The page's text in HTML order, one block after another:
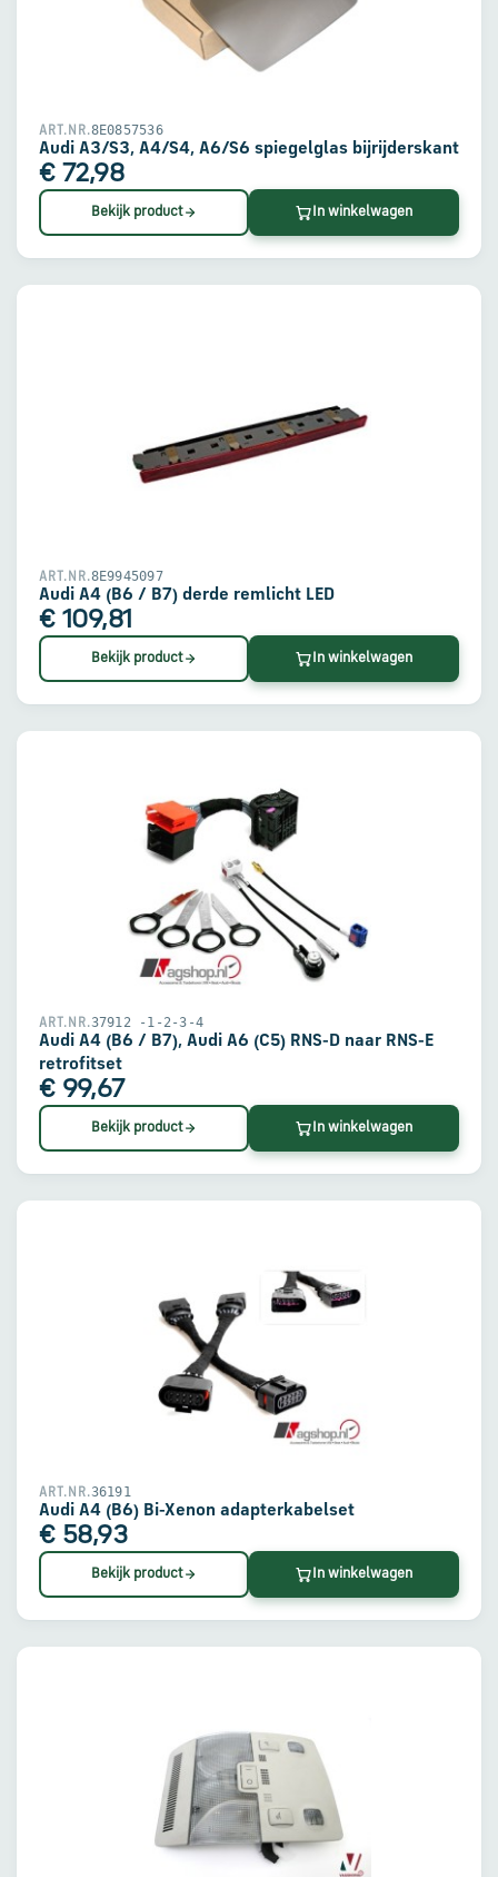
ART.NR.8E0857536
Audi A3/S3, A4/S4, A6/S6 spiegelglas bijrijderskant
€ 72,98
Bekijk product In winkelwagen
ART.NR.8E9945097
Audi A4 (B6 / B7) derde remlicht LED
€ 109,81
Bekijk product In winkelwagen
ART.NR.37912 -1-2-3-4
Audi A4 (B6 / B7), Audi A6 (C5) RNS-D naar RNS-E
retrofitset
€ 99,67
Bekijk product In winkelwagen
ART.NR.36191
Audi A4 (B6) Bi-Xenon adapterkabelset
€ 58,93
Bekijk product In winkelwagen